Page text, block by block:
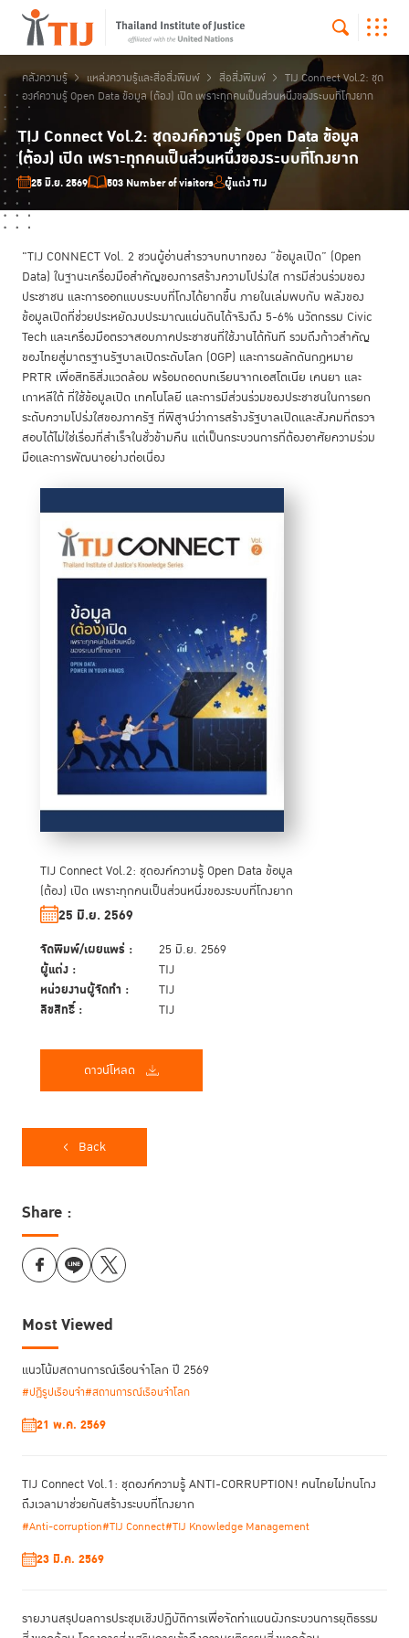
คลังความรู้ แหล่งความรู้และสื่อสิ่งพิมพ์ สื่อสิ่งพิมพ์
TIJ Connect Vol.2: ชุด
องค์ความรู้ Open Data ข้อมูล (ต้อง) เปิด เพราะทุกคนเป็นส่วนหนึ่งของระบบที่โกงยาก
TIJ Connect Vol.2: ชุดองค์ความรู้ Open Data ข้อมูล
(ต้อง) เปิด เพราะทุกคนเป็นส่วนหนึ่งของระบบที่โกงยาก
25 มิ.ย. 2569 503 Number of visitors ผู้แต่ง TIJ
"TIJ CONNECT Vol. 2 ชวนผู้อ่านสำรวจบทบาทของ “ข้อมูลเปิด” (Open
Data) ในฐานะเครื่องมือสำคัญของการสร้างความโปร่งใส การมีส่วนร่วมของ
ประชาชน และการออกแบบระบบที่โกงได้ยากขึ้น ภายในเล่มพบกับ พลังของ
ข้อมูลเปิดที่ช่วยประหยัดงบประมาณแผ่นดินได้จริงถึง 5-6% นวัตกรรม Civic
Tech และเครื่องมือตรวจสอบภาคประชาชนที่ใช้งานได้ทันที รวมถึงก้าวสำคัญ
ของไทยสู่มาตรฐานรัฐบาลเปิดระดับโลก (OGP) และการผลักดันกฎหมาย
PRTR เพื่อสิทธิสิ่งแวดล้อม พร้อมถอดบทเรียนจากเอสโตเนีย เคนยา และ
เกาหลีใต้ ที่ใช้ข้อมูลเปิด เทคโนโลยี และการมีส่วนร่วมของประชาชนในการยก
ระดับความโปร่งใสของภาครัฐ ที่พิสูจน์ว่าการสร้างรัฐบาลเปิดและสังคมที่ตรวจ
สอบได้ไม่ใช่เรื่องที่สำเร็จในชั่วข้ามคืน แต่เป็นกระบวนการที่ต้องอาศัยความร่วม
มือและการพัฒนาอย่างต่อเนื่อง
TIJ Connect Vol.2: ชุดองค์ความรู้ Open Data ข้อมูล
(ต้อง) เปิด เพราะทุกคนเป็นส่วนหนึ่งของระบบที่โกงยาก
25 มิ.ย. 2569
จัดพิมพ์/เผยแพร่ : 25 มิ.ย. 2569
ผู้แต่ง : TIJ
หน่วยงานผู้จัดทำ : TIJ
ลิขสิทธิ์ : TIJ
ดาวน์โหลด
Back
Share :
Most Viewed
แนวโน้มสถานการณ์เรือนจำโลก ปี 2569
#ปฏิรูปเรือนจำ#สถานการณ์เรือนจำโลก
21 พ.ค. 2569
TIJ Connect Vol.1: ชุดองค์ความรู้ ANTI-CORRUPTION! คนไทยไม่ทนโกง
ถึงเวลามาช่วยกันสร้างระบบที่โกงยาก
#Anti-corruption#TIJ Connect#TIJ Knowledge Management
23 มี.ค. 2569
รายงานสรุปผลการประชุมเชิงปฏิบัติการเพื่อจัดทําแผนผังกระบวนการยุติธรรม